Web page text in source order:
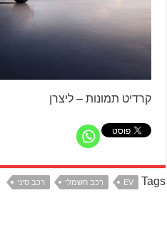
קרדיט תמונות – ליצרן
רכב חשמלי רכב סיני